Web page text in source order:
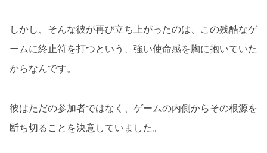
しかし、そんな彼が再び立ち上がったのは、この残酷なゲ
ームに終止符を打つという、強い使命感を胸に抱いていた
からなんです。
彼はただの参加者ではなく、ゲームの内側からその根源を
断ち切ることを決意していました。